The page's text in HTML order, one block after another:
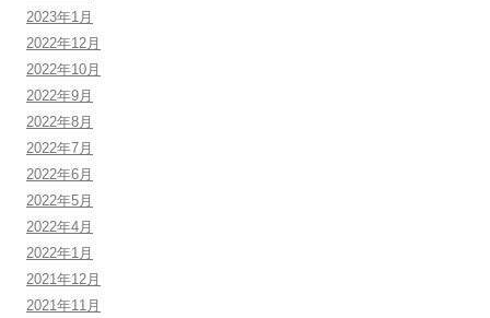
2023年1月
2022年12月
2022年10月
2022年9月
2022年8月
2022年7月
2022年6月
2022年5月
2022年4月
2022年1月
2021年12月
2021年11月